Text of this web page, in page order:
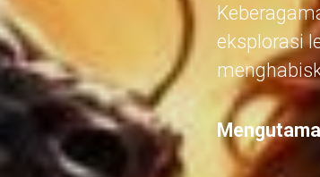
eksplorasi